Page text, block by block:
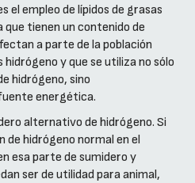
el empleo de lípidos de grasas
tienen un contenido de
a parte de la población
y que se utiliza no sólo
hidrógeno, sino
energética.
alternativo de hidrógeno. Si
de hidrógeno normal en el
esa parte de sumidero y
ser de utilidad para animal,